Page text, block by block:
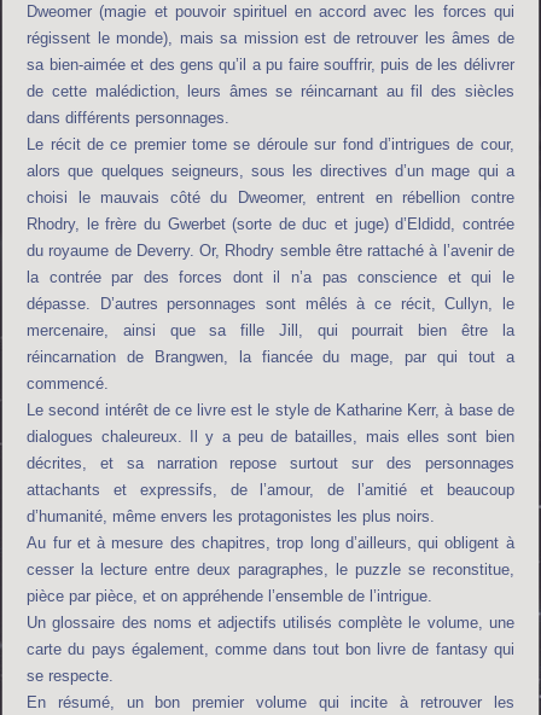
Dweomer (magie et pouvoir spirituel en accord avec les forces qui
régissent le monde), mais sa mission est de retrouver les âmes de
sa bien-aimée et des gens qu’il a pu faire souffrir, puis de les délivrer
de cette malédiction, leurs âmes se réincarnant au fil des siècles
dans différents personnages.
Le récit de ce premier tome se déroule sur fond d’intrigues de cour,
alors que quelques seigneurs, sous les directives d’un mage qui a
choisi le mauvais côté du Dweomer, entrent en rébellion contre
Rhodry, le frère du Gwerbet (sorte de duc et juge) d’Eldidd, contrée
du royaume de Deverry. Or, Rhodry semble être rattaché à l’avenir de
la contrée par des forces dont il n’a pas conscience et qui le
dépasse. D’autres personnages sont mêlés à ce récit, Cullyn, le
mercenaire, ainsi que sa fille Jill, qui pourrait bien être la
réincarnation de Brangwen, la fiancée du mage, par qui tout a
commencé.
Le second intérêt de ce livre est le style de Katharine Kerr, à base de
dialogues chaleureux. Il y a peu de batailles, mais elles sont bien
décrites, et sa narration repose surtout sur des personnages
attachants et expressifs, de l’amour, de l’amitié et beaucoup
d’humanité, même envers les protagonistes les plus noirs.
Au fur et à mesure des chapitres, trop long d’ailleurs, qui obligent à
cesser la lecture entre deux paragraphes, le puzzle se reconstitue,
pièce par pièce, et on appréhende l’ensemble de l’intrigue.
Un glossaire des noms et adjectifs utilisés complète le volume, une
carte du pays également, comme dans tout bon livre de fantasy qui
se respecte.
En résumé, un bon premier volume qui incite à retrouver les